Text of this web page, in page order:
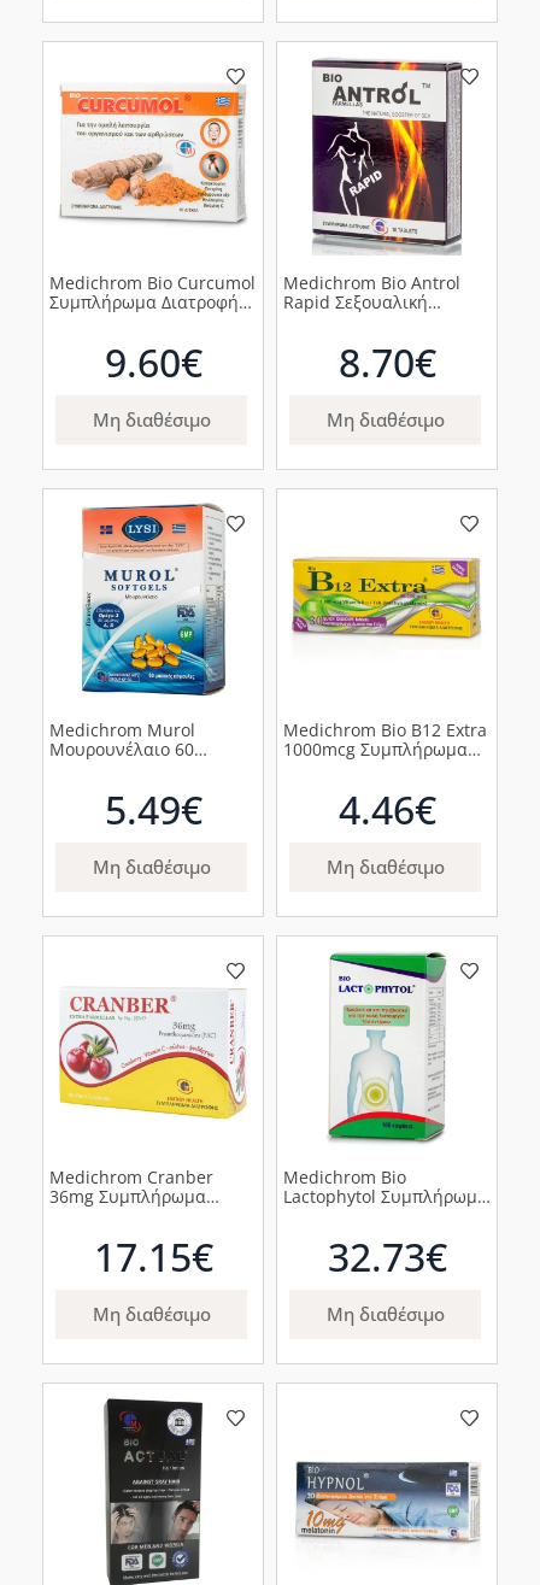
Medichrom Bio Curcumol
Συμπλήρωμα Διατροφής
9.60€
Μη διαθέσιμο
Medichrom Bio Antrol
Rapid Σεξουαλική
8.70€
Μη διαθέσιμο
Medichrom Murol
Μουρουνέλαιο 60
5.49€
Μη διαθέσιμο
Medichrom Bio B12 Extra
1000mcg Συμπλήρωμα
4.46€
Μη διαθέσιμο
Medichrom Cranber
36mg Συμπλήρωμα
Ψευδάργυρο, 60
κάψουλες17.15€
Μη διαθέσιμο
Medichrom Bio
Lactophytol Συμπλήρωμα
κάψουλες32.73€
Μη διαθέσιμο